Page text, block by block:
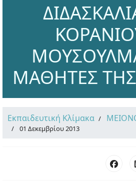
ΜΑΘΗΤΕΣ
Εκπαιδευτική Κλίμακα
01 Δεκεμβρίου 2013